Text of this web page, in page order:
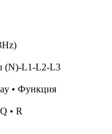
(N)-L1-L2-L3
• Функция
• R